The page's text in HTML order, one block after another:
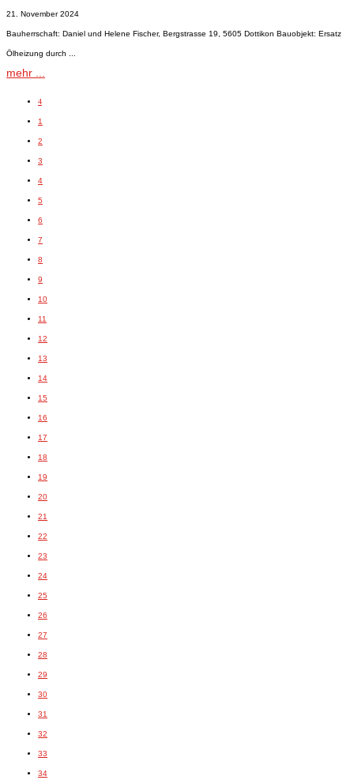
21. November 2024
Bauherrschaft: Daniel und Helene Fischer, Bergstrasse 19, 5605 Dottikon Bauobjekt: Ersatz
Ölheizung durch ...
mehr ...
4
1
2
3
4
5
6
7
8
9
10
11
12
13
14
15
16
17
18
19
20
21
22
23
24
25
26
27
28
29
30
31
32
33
34